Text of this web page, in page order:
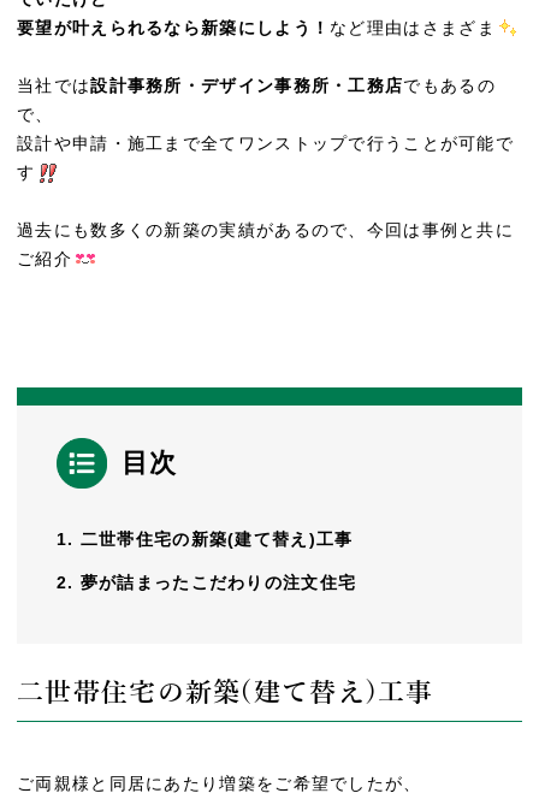
要望が叶えられるなら新築にしよう！ など理由はさまざま
当社では設計事務所・デザイン事務所・工務店でもあるの
で、
設計や申請・施工まで全てワンストップで行うことが可能で
す
過去にも数多くの新築の実績があるので、今回は事例と共に
ご紹介
目次
二世帯住宅の新築(建て替え)工事
夢が詰まったこだわりの注文住宅
二世帯住宅の新築(建て替え)工事
ご両親様と同居にあたり増築をご希望でしたが、